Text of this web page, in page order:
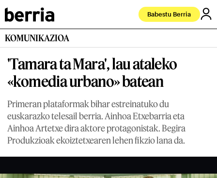
Babestu Berria
KOMUNIKAZIOA
'Tamara ta Mara', lau ataleko
«komedia urbano» batean
Primeran plataformak bihar estreinatuko du
euskarazko telesail berria. Ainhoa Etxebarria eta
Ainhoa Artetxe dira aktore protagonistak. Begira
Produkzioak ekoiztetxearen lehen fikzio lana da.